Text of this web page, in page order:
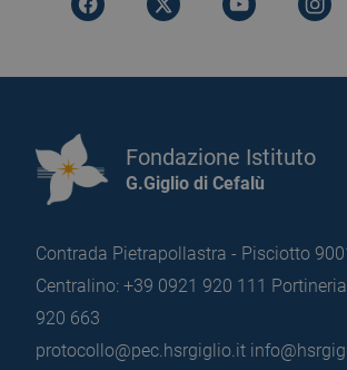
Fondazione Istituto
G.Giglio di Cefalù
Contrada Pietrapollastra - Pisciotto
Centralino: +39 0921 920 111
920 663
protocollo@pec.hsrgiglio.it